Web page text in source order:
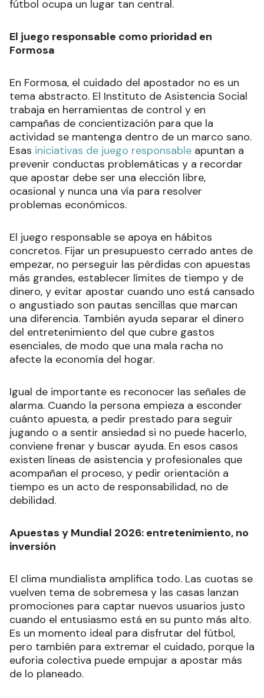
fútbol ocupa un lugar tan central.
El juego responsable como prioridad en
Formosa
En Formosa, el cuidado del apostador no es un
tema abstracto. El Instituto de Asistencia Social
trabaja en herramientas de control y en
campañas de concientización para que la
actividad se mantenga dentro de un marco sano.
Esas iniciativas de juego responsable apuntan a
prevenir conductas problemáticas y a recordar
que apostar debe ser una elección libre,
ocasional y nunca una vía para resolver
problemas económicos.
El juego responsable se apoya en hábitos
concretos. Fijar un presupuesto cerrado antes de
empezar, no perseguir las pérdidas con apuestas
más grandes, establecer límites de tiempo y de
dinero, y evitar apostar cuando uno está cansado
o angustiado son pautas sencillas que marcan
una diferencia. También ayuda separar el dinero
del entretenimiento del que cubre gastos
esenciales, de modo que una mala racha no
afecte la economía del hogar.
Igual de importante es reconocer las señales de
alarma. Cuando la persona empieza a esconder
cuánto apuesta, a pedir prestado para seguir
jugando o a sentir ansiedad si no puede hacerlo,
conviene frenar y buscar ayuda. En esos casos
existen líneas de asistencia y profesionales que
acompañan el proceso, y pedir orientación a
tiempo es un acto de responsabilidad, no de
debilidad.
Apuestas y Mundial 2026: entretenimiento, no
inversión
El clima mundialista amplifica todo. Las cuotas se
vuelven tema de sobremesa y las casas lanzan
promociones para captar nuevos usuarios justo
cuando el entusiasmo está en su punto más alto.
Es un momento ideal para disfrutar del fútbol,
pero también para extremar el cuidado, porque la
euforia colectiva puede empujar a apostar más
de lo planeado.